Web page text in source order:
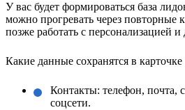
У вас будет формироваться база
можно прогревать через повторные
позже работать с персонализацией
Какие данные сохранятся в карточке
Контакты: телефон, почта,
соцсети.